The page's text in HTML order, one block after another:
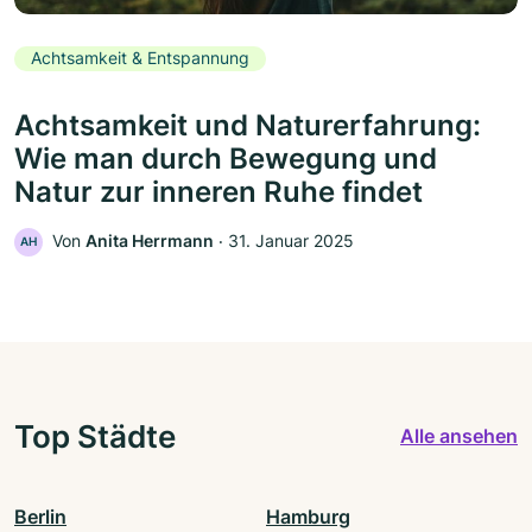
Achtsamkeit & Entspannung
Achtsamkeit und Naturerfahrung:
Wie man durch Bewegung und
Natur zur inneren Ruhe findet
AH Von Anita Herrmann ‧ 31. Januar 2025
Top Städte Alle ansehen
Berlin Hamburg